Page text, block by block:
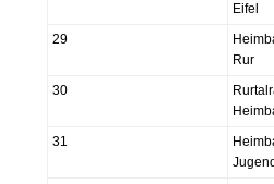
Eifel
29
Rur
30
31